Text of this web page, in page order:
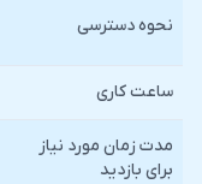
نحوه دسترسی
ساعت کاری
مدت زمان مورد نیاز
برای بازدید